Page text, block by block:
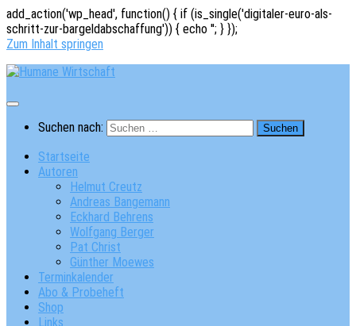
add_action('wp_head', function() { if (is_single('digitaler-euro-als-
schritt-zur-bargeldabschaffung')) { echo ''; } });
Zum Inhalt springen
Suchen nach:
Startseite
Autoren
Helmut Creutz
Andreas Bangemann
Eckhard Behrens
Wolfgang Berger
Pat Christ
Günther Moewes
Terminkalender
Abo & Probeheft
Shop
Links